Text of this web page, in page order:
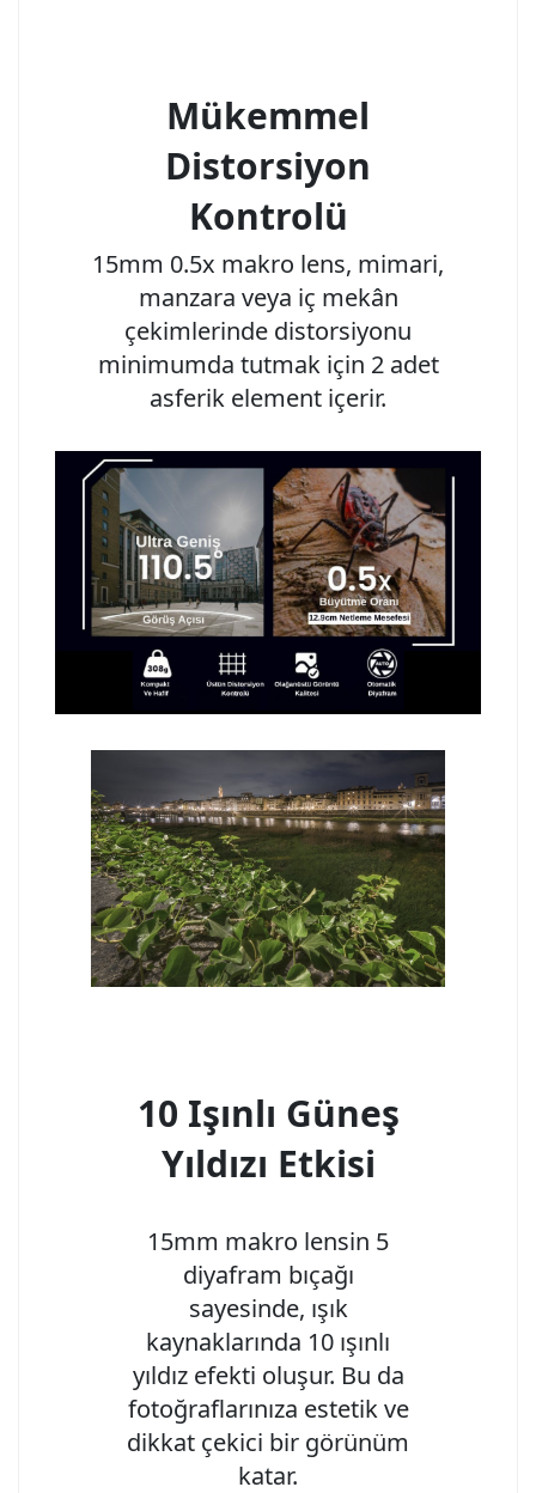
Mükemmel
Distorsiyon
Kontrolü
15mm 0.5x makro lens, mimari,
manzara veya iç mekân
çekimlerinde distorsiyonu
minimumda tutmak için 2 adet
asferik element içerir.
10 Işınlı Güneş
Yıldızı Etkisi
15mm makro lensin 5
diyafram bıçağı
sayesinde, ışık
kaynaklarında 10 ışınlı
yıldız efekti oluşur. Bu da
fotoğraflarınıza estetik ve
dikkat çekici bir görünüm
katar.